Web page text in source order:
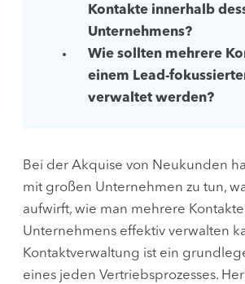
Kontakte innerhalb
Unternehmens?
Wie sollten mehrere
einem Lead-
verwaltet werden?
Bei der Akquise von Neukunden
mit großen Unternehmen zu tun,
aufwirft, wie man mehrere
Unternehmens effektiv verwalten
Kontaktverwaltung ist ein
eines jeden Vertriebsprozesses.